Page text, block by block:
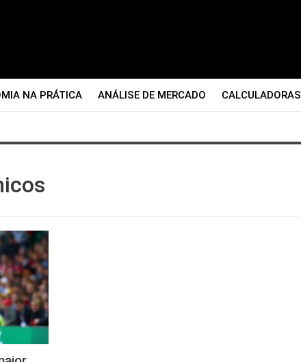
NA PRÁTICA ANÁLISE DE MERCADO CALCULADORAS